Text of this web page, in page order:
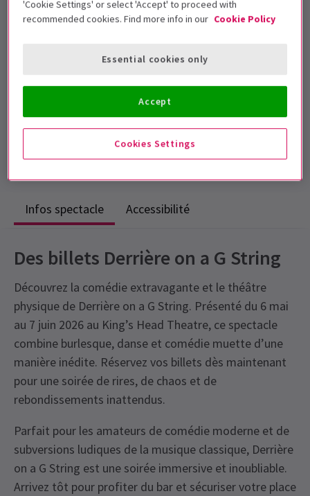
6 May - 7 June 2026
King's Head Theatre
Sans entracte
Infos spectacle Accessibilité
Des billets Derrière on a G String
Découvrez la comédie extravagante et le théâtre
physique de Derrière on a G String. Présenté du 6 mai
au 7 juin 2026 au King’s Head Theatre, ce spectacle
combine burlesque, danse et comédie muette d’une
manière inédite. Réservez vos billets dès maintenant
pour une soirée de rires, de chaos et de
rebondissements inattendus.
Parfait pour les amateurs de comédie moderne et de
subversions ludiques de la musique classique, Derrière
on a G String est une soirée immersive et inoubliable.
Arrivez tôt pour profiter du bar et sécuriser votre place
'Cookie Settings' or select 'Accept' to proceed with
recommended cookies. Find more info in our Cookie Policy
Cookies Settings
Essential cookies only
Accept